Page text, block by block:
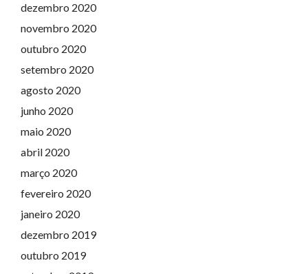
dezembro 2020
novembro 2020
outubro 2020
setembro 2020
agosto 2020
junho 2020
maio 2020
abril 2020
março 2020
fevereiro 2020
janeiro 2020
dezembro 2019
outubro 2019